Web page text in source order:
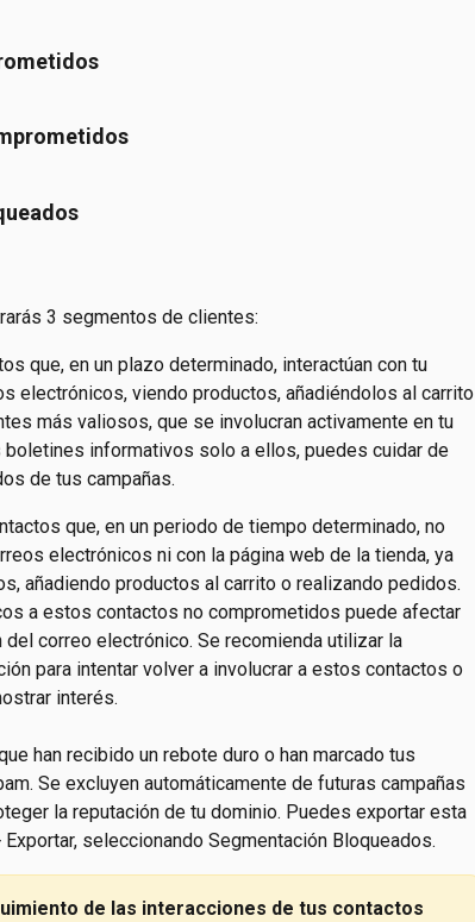
3 segmentos de clientes:
que, en un plazo determinado, interactúan con tu
electrónicos, viendo productos, añadiéndolos al carrito
más valiosos, que se involucran activamente en tu
boletines informativos solo a ellos, puedes cuidar de
de tus campañas.
que, en un periodo de tiempo determinado, no
electrónicos ni con la página web de la tienda, ya
añadiendo productos al carrito o realizando pedidos.
a estos contactos no comprometidos puede afectar
correo electrónico. Se recomienda utilizar la
para intentar volver a involucrar a estos contactos o
interés.
han recibido un rebote duro o han marcado tus
Se excluyen automáticamente de futuras campañas
la reputación de tu dominio. Puedes exportar esta
seleccionando Segmentación Bloqueados.
de las interacciones de tus contactos